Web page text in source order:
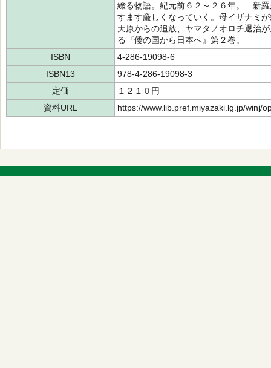
綴る物語。紀元前６２～２６年。 新
すます厳しくなっていく。母イザナミ
天原からの追放、ヤマタノオロチ退治
る『倭の国から日本へ』第２巻。
ISBN
4-286-19098-6
ISBN13
978-4-286-19098-3
定価
１２１０円
資料URL
https://www.lib.pref.miyazaki.lg.jp/winj/